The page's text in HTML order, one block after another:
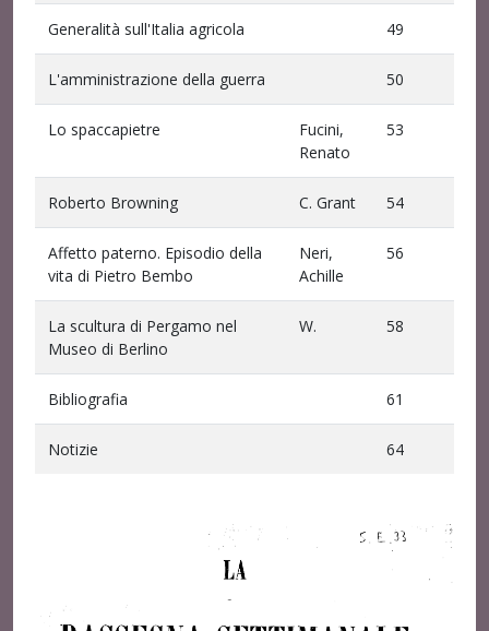
Generalità sull'Italia agricola 49
L'amministrazione della guerra 50
Lo spaccapietre
Fucini,
Renato
53
Roberto Browning C. Grant 54
Affetto paterno. Episodio della
vita di Pietro Bembo
Neri,
Achille
56
La scultura di Pergamo nel
Museo di Berlino
W. 58
Bibliografia 61
Notizie 64